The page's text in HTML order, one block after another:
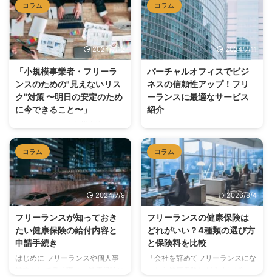
コラム
2024/7/12
「小規模事業者・フリーラ
ンスのための"見えないリス
ク"対策 〜明日の安定のため
に今できること〜」
て活動していると、日々の仕事に
追われ、将来のリスクについて考
える余裕がないことも多いでしょ
う。しかし、ビジネスの持続可能
性を高め、長期的な成功を実現す
るためには、目の前には見えにく
す。今回は、小規模事業者やフリ
ーランスが直面しがちな"見えな
いリスク"と、その対策について
考えていきましょう。 収入の不
コラム
2024/7/11
バーチャルオフィスでビジ
ネスの信頼性アップ！フリ
ーランスに最適なサービス
紹介
ィスの関係 フリーランスがバー
チャルオフィスを活用する理由
フリーランスとして働く際、自宅
を仕事の拠点にすることが一般的
ですが、ビジネス上の信頼性を高
めるためにはプロフェッショナル
バーチャルオフィスを利用するこ
とで、自宅住所を公開せずに信頼
性の高いビジネスアドレスを持つ
ことができます。また、クライア
コラム
2024/7/9
フリーランスが知っておき
たい健康保険の給付内容と
申請手続き
はじめに フリーランスや個人事
コラム
2026/8/4
フリーランスの健康保険は
どれがいい？4種類の選び方
と保険料を比較
「会社を辞めてフリーランスにな